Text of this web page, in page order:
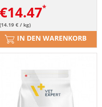
€14.47
(14.19 € / kg)
IN DEN WARENKORB